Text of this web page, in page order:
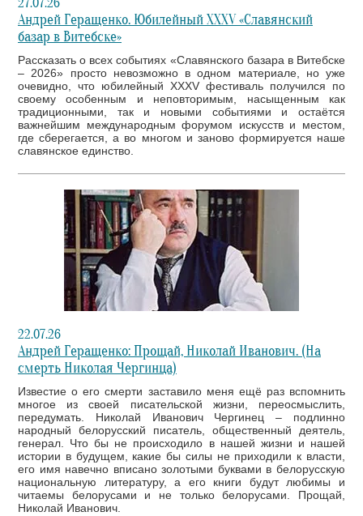
27.07.26
Андрей Геращенко. Юбилейный XXXV «Славянский
базар в Витебске»
Рассказать о всех событиях «Славянского базара в Витебске
– 2026» просто невозможно в одном материале, но уже
очевидно, что юбилейный XXXV фестиваль получился по
своему особенным и неповторимым, насыщенным как
традиционными, так и новыми событиями и остаётся
важнейшим международным форумом искусств и местом,
где сберегается, а во многом и заново формируется наше
славянское единство.
22.07.26
Андрей Геращенко: Прощай, Николай Иванович. (На
смерть Николая Чергинца)
Известие о его смерти заставило меня ещё раз вспомнить
многое из своей писательской жизни, переосмыслить,
передумать. Николай Иванович Чергинец – подлинно
народный белорусский писатель, общественный деятель,
генерал. Что бы не происходило в нашей жизни и нашей
истории в будущем, какие бы силы не приходили к власти,
его имя навечно вписано золотыми буквами в белорусскую
национальную литературу, а его книги будут любимы и
читаемы белорусами и не только белорусами. Прощай,
Николай Иванович.